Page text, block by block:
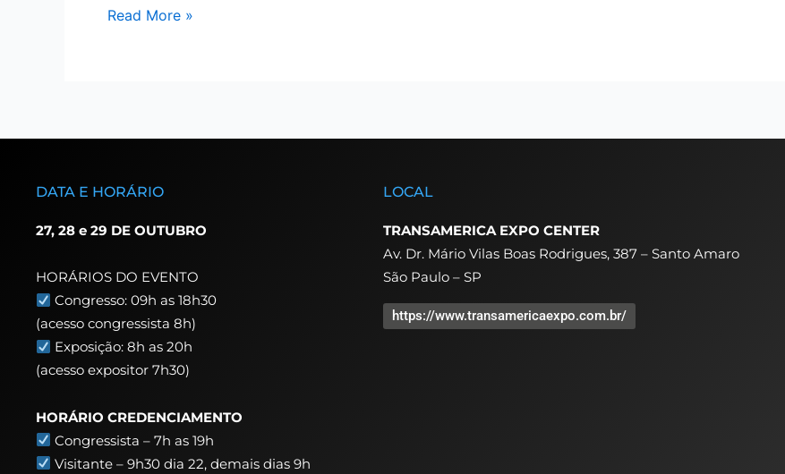
Read More »
DATA E HORÁRIO
27, 28 e 29 DE OUTUBRO
HORÁRIOS DO EVENTO
Congresso: 09h as 18h30
(acesso congressista 8h)
Exposição: 8h as 20h
(acesso expositor 7h30)
HORÁRIO CREDENCIAMENTO
Congressista – 7h as 19h
Visitante – 9h30 dia 22,demais dias 9h
LOCAL
TRANSAMERICA EXPO CENTER
Av. Dr. Mário Vilas Boas Rodrigues, 387 – Santo Amaro
São Paulo – SP
https://www.transamericaexpo.com.br/